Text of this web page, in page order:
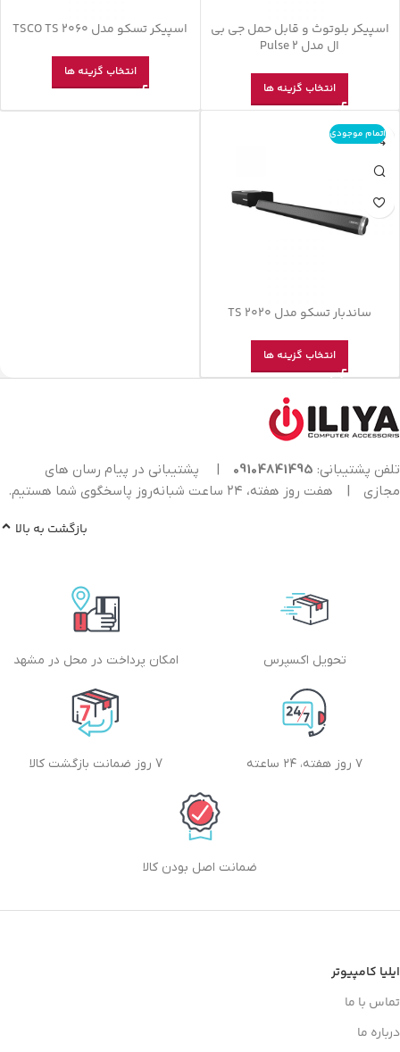
اسپیکر بلوتوث و قابل حمل جی بی
ال مدل Pulse 2
انتخاب گزینه ها
اسپیکر تسکو مدل TSCO TS 2060
انتخاب گزینه ها
اتمام موجودی
ساندبار تسکو مدل TS 2020
انتخاب گزینه ها
تلفن پشتیبانی: 09104841495
|
پشتیبانی در پیام رسان های
مجازی
| هفت روز هفته، ۲۴ ساعت شبانه‌روز پاسخگوی شما هستیم.
بازگشت به بالا
تحویل اکسپرس امکان پرداخت در محل در مشهد
۷ روز هفته، ۲۴ ساعته 7 روز ضمانت بازگشت کالا
ضمانت اصل بودن کالا
ایلیا کامپیوتر
تماس با ما
درباره ما